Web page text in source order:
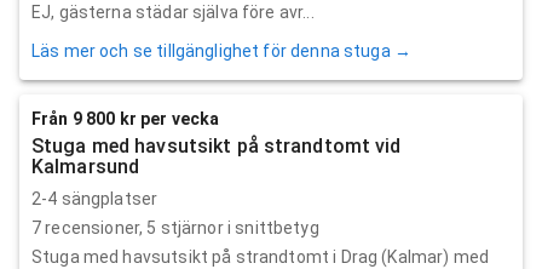
EJ, gästerna städar själva före avr...
Läs mer och se tillgänglighet för denna stuga →
Från 9 800 kr per vecka
Stuga med havsutsikt på strandtomt vid
Kalmarsund
2-4 sängplatser
7recensioner, 5 stjärnor i snittbetyg
Stuga med havsutsikt på strandtomt i Drag (Kalmar) med